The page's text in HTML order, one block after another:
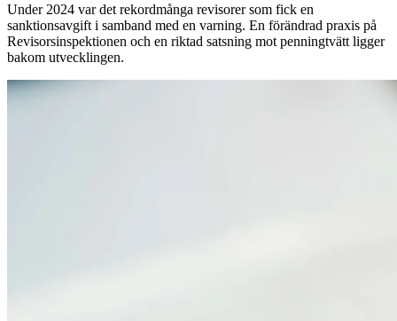
Under 2024 var det rekordmånga revisorer som fick en
sanktionsavgift i samband med en varning. En förändrad praxis på
Revisorsinspektionen och en riktad satsning mot penningtvätt ligger
bakom utvecklingen.